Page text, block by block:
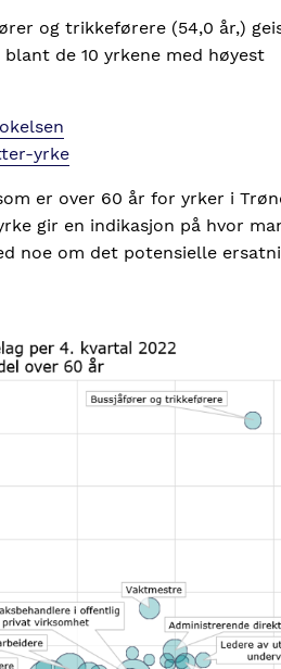
og trikkeførere (54,0 år,)
de 10 yrkene med høyest
yrke
er over 60 år for yrker i
gir en indikasjon på hvor
noe om det potensielle